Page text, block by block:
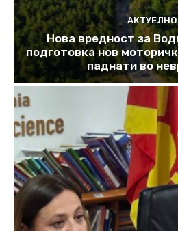
АКТУЕЛНО
Нова вредност за
подготовка нов
паднати во